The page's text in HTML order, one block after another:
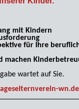
mit Kindern
für Ihre
machen
wartet auf Sie.
wn.de